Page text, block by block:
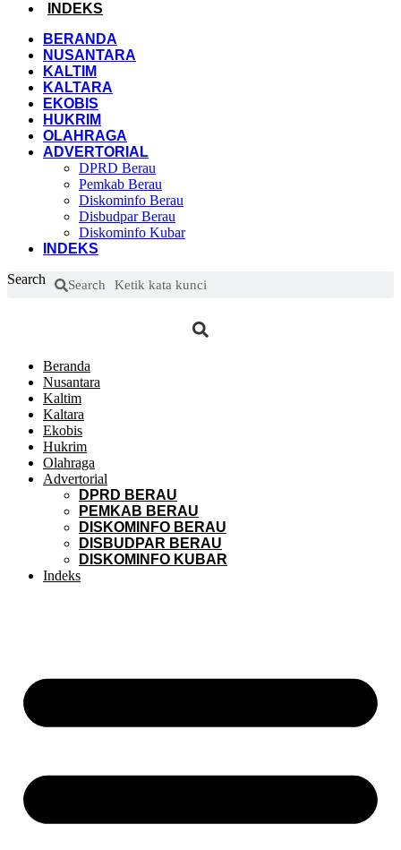
INDEKS
BERANDA
NUSANTARA
KALTIM
KALTARA
EKOBIS
HUKRIM
OLAHRAGA
ADVERTORIAL
DPRD Berau
Pemkab Berau
Diskominfo Berau
Disbudpar Berau
Diskominfo Kubar
INDEKS
Search
Search
Beranda
Nusantara
Kaltim
Kaltara
Ekobis
Hukrim
Olahraga
Advertorial
DPRD BERAU
PEMKAB BERAU
DISKOMINFO BERAU
DISBUDPAR BERAU
DISKOMINFO KUBAR
Indeks